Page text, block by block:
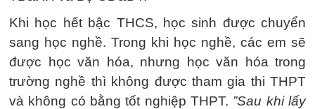
Khi học hết bậc THCS, học sinh được chuyển
sang học nghề. Trong khi học nghề, các em sẽ
được học văn hóa, nhưng học văn hóa trong
trường nghề thì không được tham gia thi THPT
và không có bằng tốt nghiệp THPT. ”Sau khi lấy